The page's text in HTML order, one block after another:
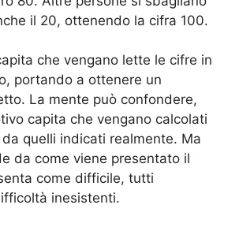
il 20, ottenendo la cifra 100.
che vengano lette le cifre in
portando a ottenere un
La mente può confondere,
capita che vengano calcolati
quelli indicati realmente. Ma
da come viene presentato il
come difficile, tutti
inesistenti.